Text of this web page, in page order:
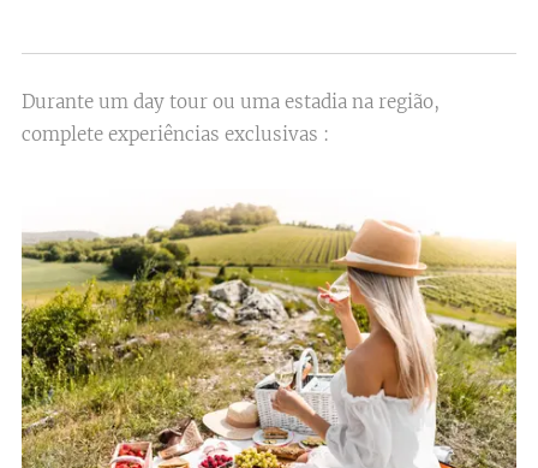
Durante um day tour ou uma estadia na região,
complete experiências exclusivas :